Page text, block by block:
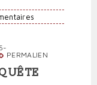
PERMALIEN